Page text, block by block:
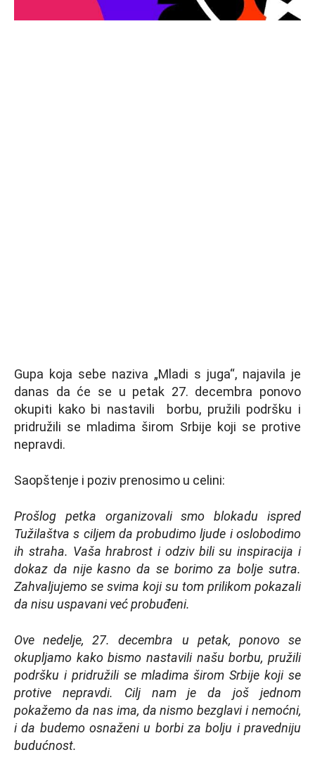
Gupa koja sebe naziva „Mladi s juga“, najavila je
danas da će se u petak 27. decembra ponovo
okupiti kako bi nastavili borbu, pružili podršku i
pridružili se mladima širom Srbije koji se protive
nepravdi.
Saopštenje i poziv prenosimo u celini:
Prošlog petka organizovali smo blokadu ispred
Tužilaštva s ciljem da probudimo ljude i oslobodimo
ih straha. Vaša hrabrost i odziv bili su inspiracija i
dokaz da nije kasno da se borimo za bolje sutra.
Zahvaljujemo se svima koji su tom prilikom pokazali
da nisu uspavani već probuđeni.
Ove nedelje, 27. decembra u petak, ponovo se
okupljamo kako bismo nastavili našu borbu, pružili
podršku i pridružili se mladima širom Srbije koji se
protive nepravdi. Cilj nam je da još jednom
pokažemo da nas ima, da nismo bezglavi i nemoćni,
i da budemo osnaženi u borbi za bolju i pravedniju
budućnost.